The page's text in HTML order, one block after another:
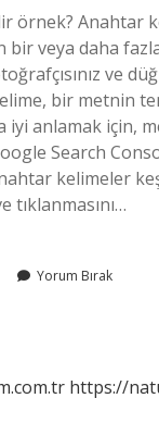
örnek? Anahtar
bir veya daha
ve
bir metnin
iyi anlamak
Search
kelimeler
Yorum Bırak
https://